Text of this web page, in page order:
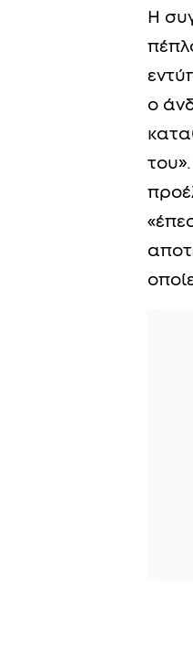
Η
ο